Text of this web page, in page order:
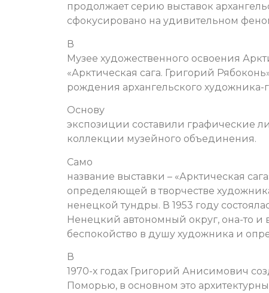
продолжает серию выставок
сфокусировано на удивительном
В
Музее художественного освоения
«Арктическая сага. Григорий
рождения архангельского художника-
Основу
экспозиции составили графические
коллекции музейного объединения.
Само
название выставки – «Арктическая
определяющей в творчестве
ненецкой тундры. В 1953 году
Ненецкий автономный округ, она-то и
беспокойство в душу художника и
В
1970-х годах Григорий Анисимович
Поморью, в основном это